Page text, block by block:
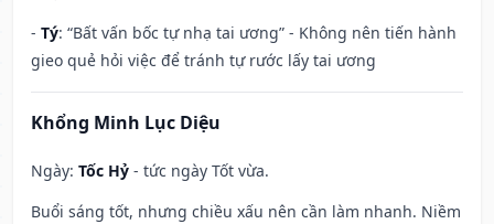
- Tý: “Bất vấn bốc tự nhạ tai ương” - Không nên tiến hành
gieo quẻ hỏi việc để tránh tự rước lấy tai ương
Khổng Minh Lục Diệu
Ngày: Tốc Hỷ - tức ngày Tốt vừa.
Buổi sáng tốt, nhưng chiều xấu nên cần làm nhanh. Niềm